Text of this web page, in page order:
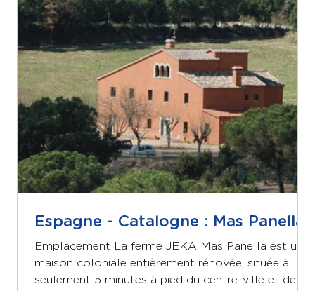
couchages. Avec des tentes, la capacité peut être
portée à 150 personnes. Chacun des 4 bâtiments
dispose d
Espagne - Catalogne : Mas Panella
Emplacement La ferme JEKA Mas Panella est une
maison coloniale entièrement rénovée, située à
seulement 5 minutes à pied du centre-ville et de la